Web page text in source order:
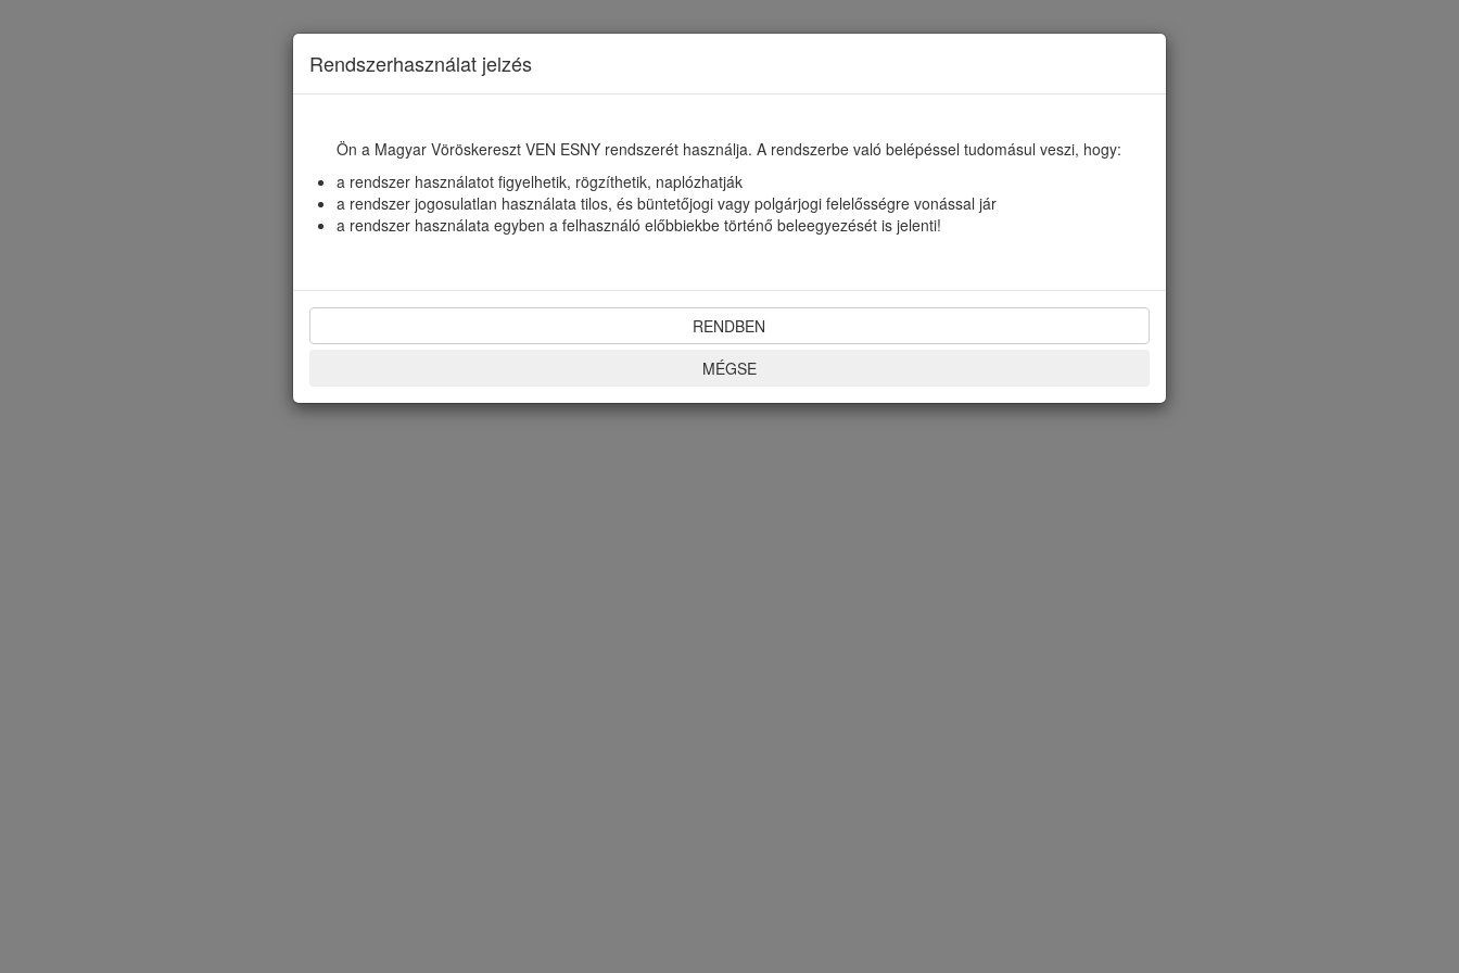
Rendszerhasználat jelzés
Ön a Magyar Vöröskereszt VEN ESNY rendszerét használja. A rendszerbe való belépéssel tudomásul veszi, hogy:
a rendszer használatot figyelhetik, rögzíthetik, naplózhatják
a rendszer jogosulatlan használata tilos, és büntetőjogi vagy polgárjogi felelősségre vonással jár
a rendszer használata egyben a felhasználó előbbiekbe történő beleegyezését is jelenti!
RENDBEN
MÉGSE